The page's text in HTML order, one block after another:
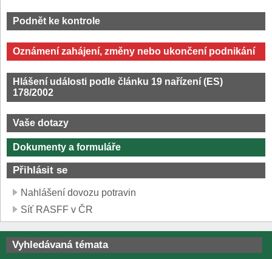
Podnět ke kontrole
Oznámení zahájení, změny nebo ukončení podnikání
Hlášení události podle článku 19 nařízení (ES)
178/2002
Vaše dotazy
Dokumenty a formuláře
Přihlásit se
Nahlášení dovozu potravin
Síť RASFF v ČR
Vyhledávaná témata